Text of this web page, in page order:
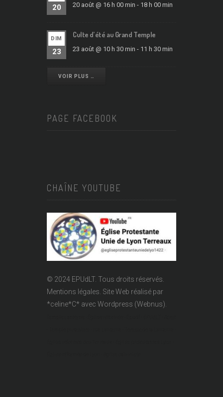
20 20 août @ 16 h 00 min - 18 h 00 min
DIM
23
Culte d’été au Grand Temple
23 août @ 10 h 30 min - 11 h 30 min
VOIR PLUS …
PAGE FACEBOOK
CHAÎNE YOUTUBE
© 2024 EPUdLT. Tous droits réservés.
Mentions légales. Site Web réalisé par
*celine*C* avec Wordpress (Webnus).